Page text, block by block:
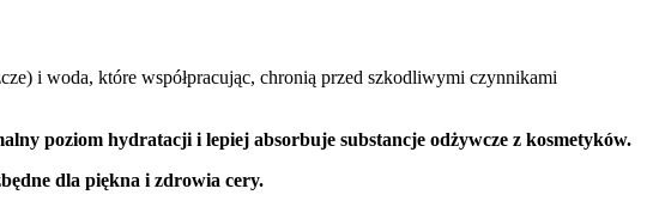
i woda, które współpracując, chronią przed szkodliwymi czynnikami
poziom hydratacji i lepiej absorbuje substancje odżywcze z kosmetyków.
dla piękna i zdrowia cery.